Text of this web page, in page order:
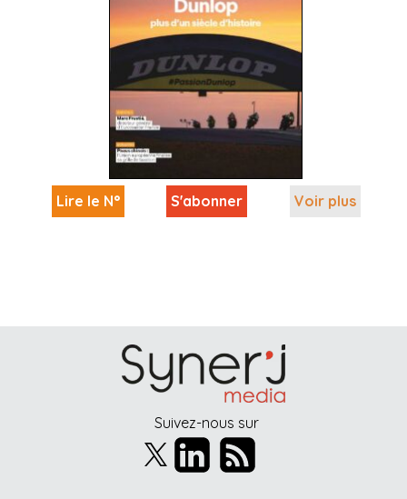
Lire le N° S'abonner Voir plus
Suivez-nous sur